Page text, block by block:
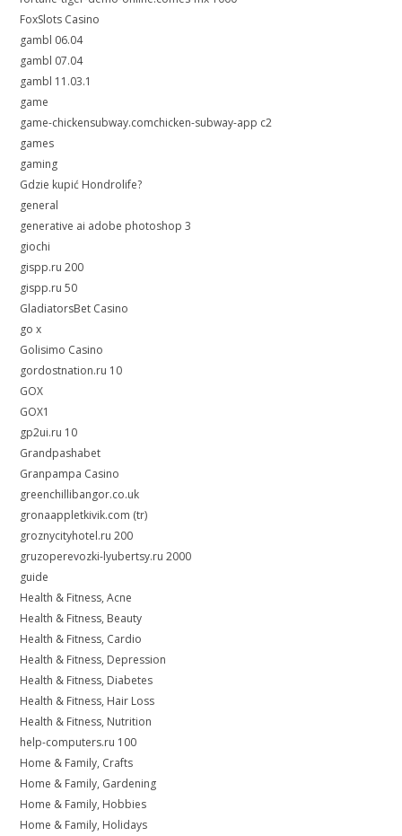
FoxSlots Casino
gambl 06.04
gambl 07.04
gambl 11.03.1
game
game-chickensubway.comchicken-subway-app c2
games
gaming
Gdzie kupić Hondrolife?
general
generative ai adobe photoshop 3
giochi
gispp.ru 200
gispp.ru 50
GladiatorsBet Casino
go x
Golisimo Casino
gordostnation.ru 10
GOX
GOX1
gp2ui.ru 10
Grandpashabet
Granpampa Casino
greenchillibangor.co.uk
gronaappletkivik.com (tr)
groznycityhotel.ru 200
gruzoperevozki-lyubertsy.ru 2000
guide
Health & Fitness, Acne
Health & Fitness, Beauty
Health & Fitness, Cardio
Health & Fitness, Depression
Health & Fitness, Diabetes
Health & Fitness, Hair Loss
Health & Fitness, Nutrition
help-computers.ru 100
Home & Family, Crafts
Home & Family, Gardening
Home & Family, Hobbies
Home & Family, Holidays